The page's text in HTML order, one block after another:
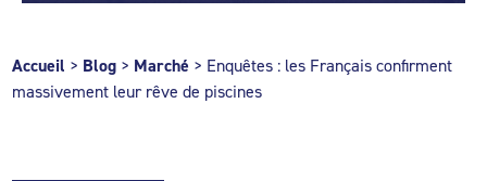
Accueil > Blog > Marché > Enquêtes : les Français confirment
massivement leur rêve de piscines